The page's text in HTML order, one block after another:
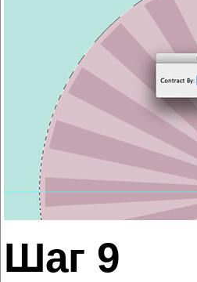
Шаг 9